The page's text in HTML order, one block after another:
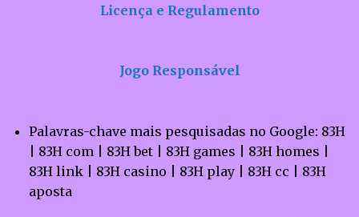
Licença e Regulamento
Jogo Responsável
Palavras-chave mais pesquisadas no Google: 83H
| 83H com | 83H bet | 83H games | 83H homes |
83H link | 83H casino | 83H play | 83H cc | 83H
aposta